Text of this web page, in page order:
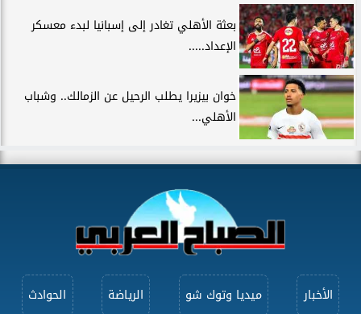
بعثة الأهلي تغادر إلى إسبانيا لبدء معسكر
الإعداد.....
خوان بيزيرا يطلب الرحيل عن الزمالك.. وشباب
الأهلي...
الأخبار ميديا وتوك شو الرياضة الحوادث